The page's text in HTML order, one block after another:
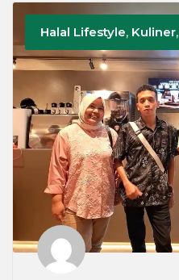
Halal Lifestyle, Kuliner,